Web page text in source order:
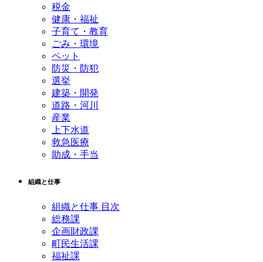
税金
健康・福祉
子育て・教育
ごみ・環境
ペット
防災・防犯
選挙
建築・開発
道路・河川
産業
上下水道
救急医療
助成・手当
組織と仕事
組織と仕事 目次
総務課
企画財政課
町民生活課
福祉課